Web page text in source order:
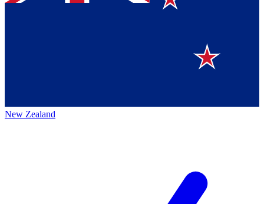
New Zealand